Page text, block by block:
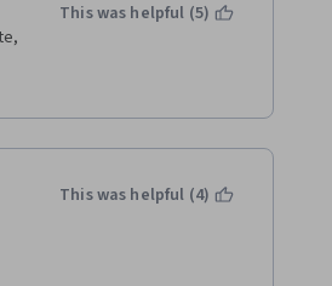
This was helpful (5)
This was helpful (4)